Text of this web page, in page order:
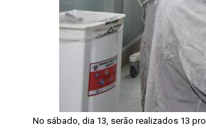
No sábado, dia 13, serão realizados 13